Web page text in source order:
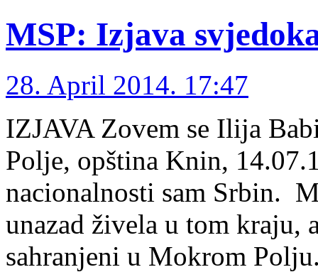
MSP: Izjava
28. April 2014. 17:47
IZJAVA Zovem se Ilija
Polje, opština Knin,
nacionalnosti sam Srbin.
unazad živela u tom kraju,
sahranjeni u Mokrom